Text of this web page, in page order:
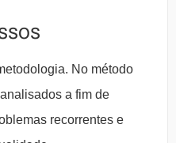
No método
a fim de
recorrentes e